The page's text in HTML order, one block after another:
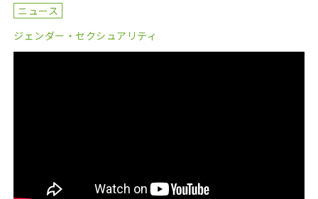
ニュース
ジェンダー・セクシュアリティ